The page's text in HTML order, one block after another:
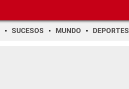
SUCESOS MUNDO DEPORTES